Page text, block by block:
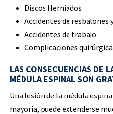
Discos Herniados
Accidentes de resbalones
Accidentes de trabajo
Complicaciones
LAS CONSECUENCIAS DE
MÉDULA ESPINAL SON
Una lesión de la médula
mayoría, puede extenderse